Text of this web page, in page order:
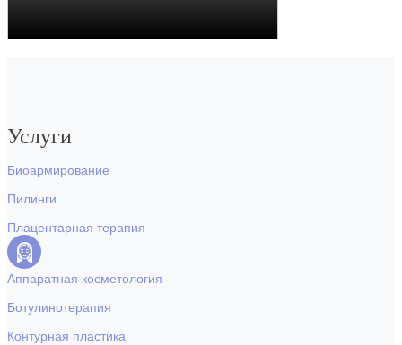
Услуги
Биоармирование
Пилинги
Плацентарная терапия
Аппаратная косметология
Ботулинотерапия
Контурная пластика